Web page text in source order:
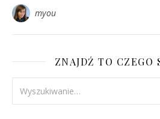
myou
ZNAJDŹ TO CZEGO